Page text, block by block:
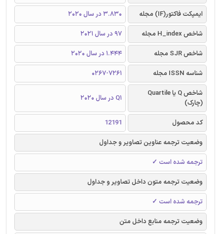
ایمپکت فاکتور(IF) مجله
3.830 در سال 2020
شاخص H_index مجله
97 در سال 2021
شاخص SJR مجله
1.444 در سال 2020
شناسه ISSN مجله
0267-7261
شاخص Q یا Quartile
(چارک)
Q1 در سال 2020
کد محصول
12191
وضعیت ترجمه عناوین تصاویر و جداول
ترجمه شده است ✓
وضعیت ترجمه متون داخل تصاویر و جداول
ترجمه شده است ✓
وضعیت ترجمه منابع داخل متن